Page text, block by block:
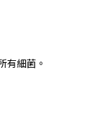
有細菌。